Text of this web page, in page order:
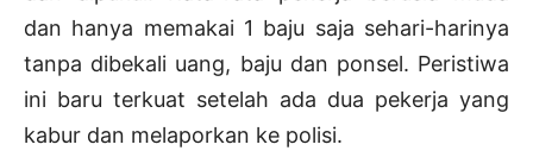
dan hanya memakai 1 baju saja sehari-harinya
tanpa dibekali uang, baju dan ponsel. Peristiwa
ini baru terkuat setelah ada dua pekerja yang
kabur dan melaporkan ke polisi.